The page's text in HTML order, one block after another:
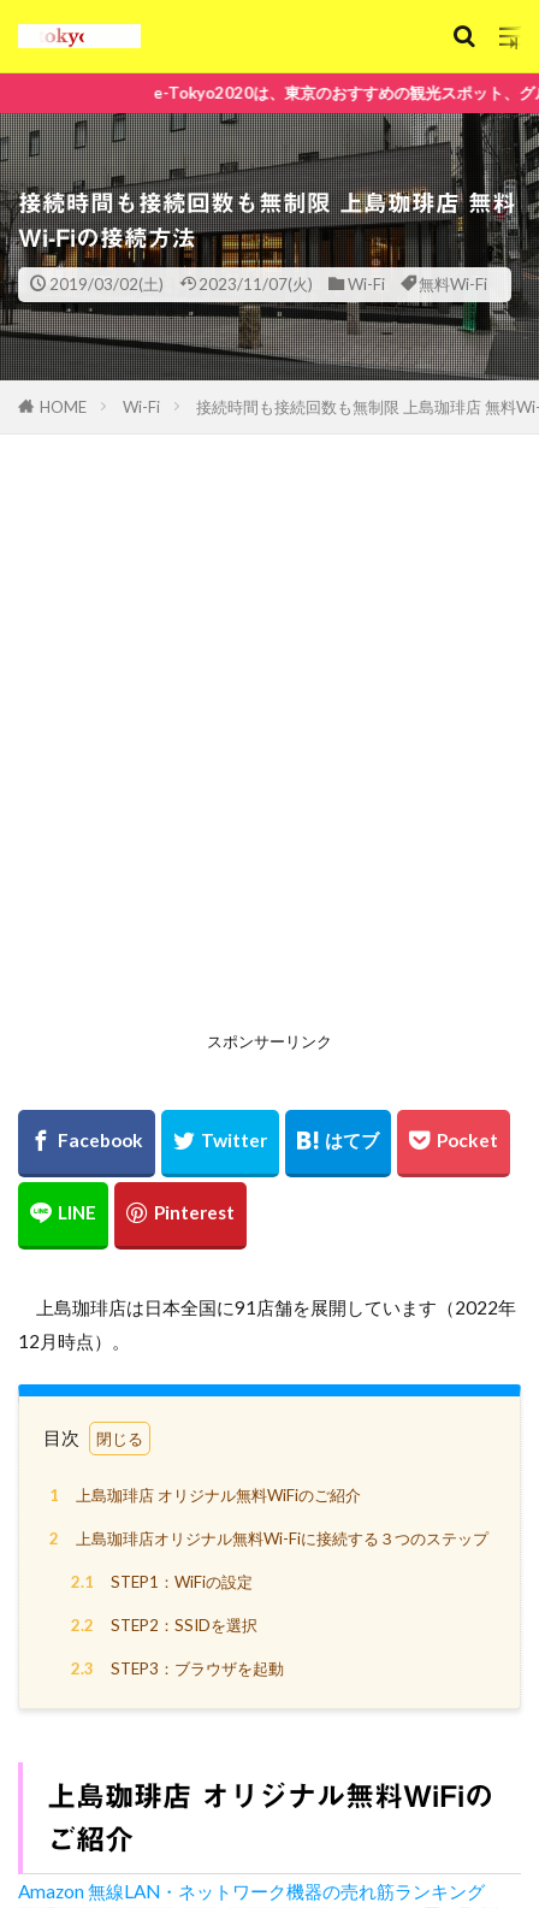
は、東京のおすすめの観光スポット、グルメ、ヘルスUP、イベン
接続時間も接続回数も無制限 上島珈琲店 無料
Wi-Fiの接続方法
2019/03/02(土) 2023/11/07(火) Wi-Fi 無料Wi-Fi
HOME Wi-Fi 接続時間も接続回数も無制限 上島珈琲店 無料
スポンサーリンク
上島珈琲店は日本全国に91店舗を展開しています（2022年
12月時点）。
目次
1 上島珈琲店 オリジナル無料WiFiのご紹介
2 上島珈琲店オリジナル無料Wi-Fiに接続する３つのステップ
2.1 STEP1：WiFiの設定
2.2 STEP2：SSIDを選択
2.3 STEP3：ブラウザを起動
上島珈琲店 オリジナル無料WiFiの
ご紹介
Amazon 無線LAN・ネットワーク機器の売れ筋ランキング